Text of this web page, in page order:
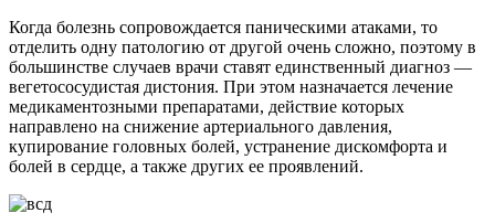
Когда болезнь сопровождается паническими атаками, то
отделить одну патологию от другой очень сложно, поэтому в
большинстве случаев врачи ставят единственный диагноз —
вегетососудистая дистония. При этом назначается лечение
медикаментозными препаратами, действие которых
направлено на снижение артериального давления,
купирование головных болей, устранение дискомфорта и
болей в сердце, а также других ее проявлений.